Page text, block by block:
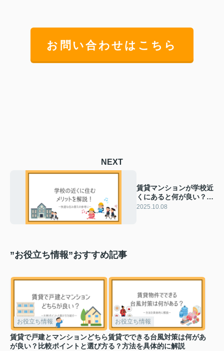
お問い合わせはこちら
NEXT
賃貸マンションが学校近
くにあると何が良い？家
族にうれしいメリットを
2025.10.08
”お役立ち情報”おすすめ記事
お役立ち情報
賃貸で戸建とマンションどちら
が良い？比較ポイントと選び方
お役立ち情報
賃貸でできる台風対策は何があ
る？方法を具体的に解説